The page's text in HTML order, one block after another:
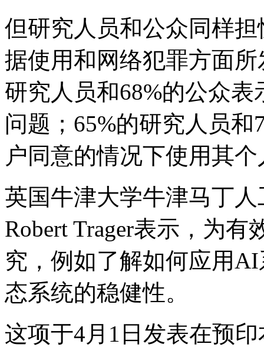
但研究人员和公众同样
据使用和网络犯罪方面
研究人员和68%的公众
问题；65%的研究人员
户同意的情况下使用其
英国牛津大学牛津马丁
Robert Trager表示，为
究，例如了解如何应用
态系统的稳健性。
这项于4月1日发表在预